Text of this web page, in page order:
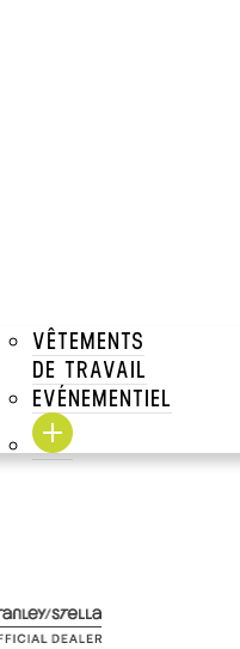
VÊTEMENTS
DE TRAVAIL
EVÉNEMENTIEL
8.80€